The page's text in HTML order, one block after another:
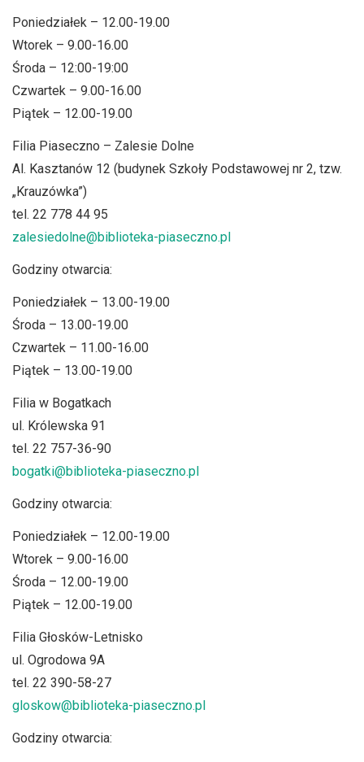
Poniedziałek – 12.00-19.00
Wtorek – 9.00-16.00
Środa – 12:00-19:00
Czwartek – 9.00-16.00
Piątek – 12.00-19.00
Filia Piaseczno – Zalesie Dolne
Al. Kasztanów 12 (budynek Szkoły Podstawowej nr 2, tzw.
„Krauzówka”)
tel. 22 778 44 95
zalesiedolne@biblioteka-piaseczno.pl
Godziny otwarcia:
Poniedziałek – 13.00-19.00
Środa – 13.00-19.00
Czwartek – 11.00-16.00
Piątek – 13.00-19.00
Filia w Bogatkach
ul. Królewska 91
tel. 22 757-36-90
bogatki@biblioteka-piaseczno.pl
Godziny otwarcia:
Poniedziałek – 12.00-19.00
Wtorek – 9.00-16.00
Środa – 12.00-19.00
Piątek – 12.00-19.00
Filia Głosków-Letnisko
ul. Ogrodowa 9A
tel. 22 390-58-27
gloskow@biblioteka-piaseczno.pl
Godziny otwarcia: